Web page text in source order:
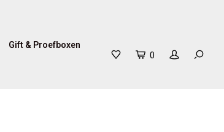
Gift & Proefboxen
0